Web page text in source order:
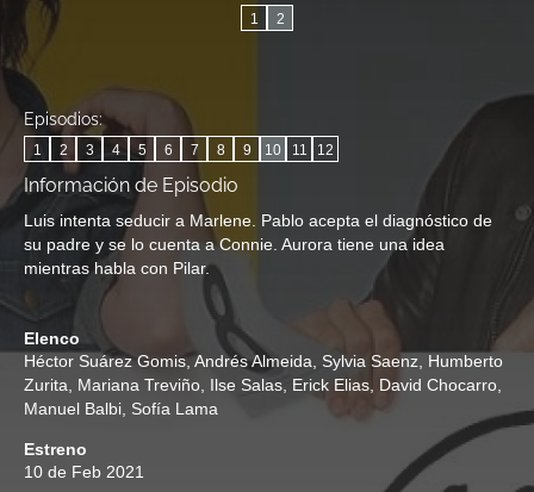
1 2
Episodios:
1 2 3 4 5 6 7 8 9 10 11 12
Información de Episodio
Luis intenta seducir a Marlene. Pablo acepta el diagnóstico de
su padre y se lo cuenta a Connie. Aurora tiene una idea
mientras habla con Pilar.
Elenco
Héctor Suárez Gomis,Andrés Almeida Sylvia Saenz Humberto
Zurita
Mariana Treviño Ilse Salas Erick Elias David Chocarro
Manuel Balbi Sofía Lama
Estreno
10 de Feb 2021